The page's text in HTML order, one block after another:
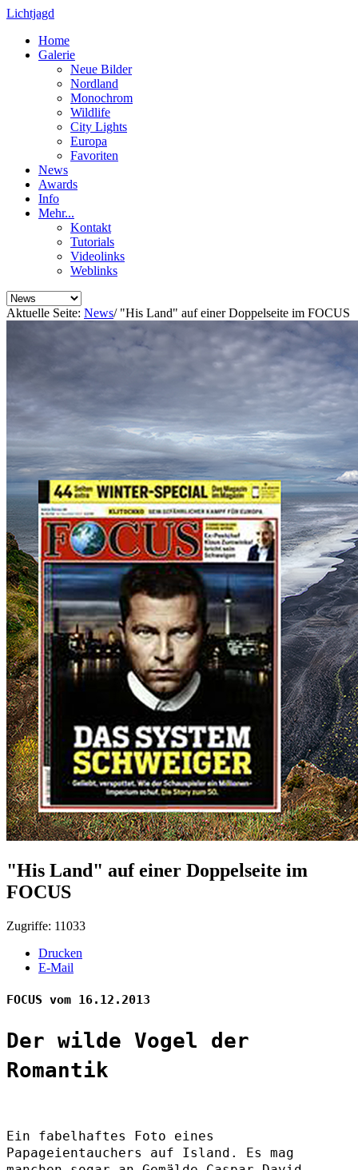
Lichtjagd
Home
Galerie
Neue Bilder
Nordland
Monochrom
Wildlife
City Lights
Europa
Favoriten
News
Awards
Info
Mehr...
Kontakt
Tutorials
Videolinks
Weblinks
Aktuelle Seite: News/ "His Land" auf einer Doppelseite im FOCUS
"His Land" auf einer Doppelseite im
FOCUS
Zugriffe: 11033
Drucken
E-Mail
FOCUS vom 16.12.2013
Der wilde Vogel der
Romantik
Ein fabelhaftes Foto eines
Papageientauchers auf Island. Es mag